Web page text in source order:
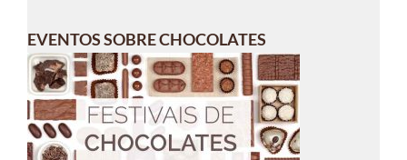
EVENTOS SOBRE CHOCOLATES